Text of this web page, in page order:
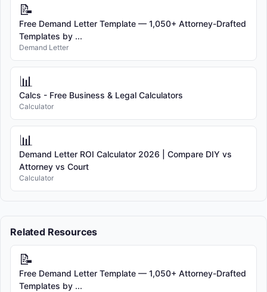
📝
Free Demand Letter Template — 1,050+ Attorney-Drafted
Templates by ...
Demand Letter
📊
Calcs - Free Business & Legal Calculators
Calculator
📊
Demand Letter ROI Calculator 2026 | Compare DIY vs
Attorney vs Court
Calculator
Related Resources
📝
Free Demand Letter Template — 1,050+ Attorney-Drafted
Templates by ...